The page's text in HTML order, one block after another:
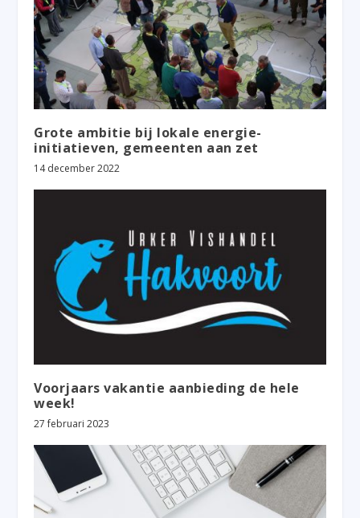
Grote ambitie bij lokale energie-
initiatieven, gemeenten aan zet
14 december 2022
Voorjaars vakantie aanbieding de hele
week!
27 februari 2023